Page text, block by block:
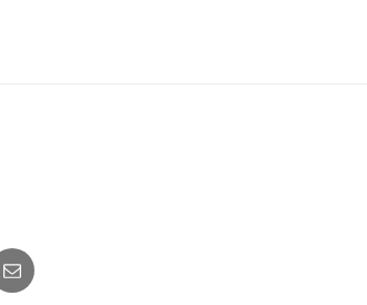
Newsletter